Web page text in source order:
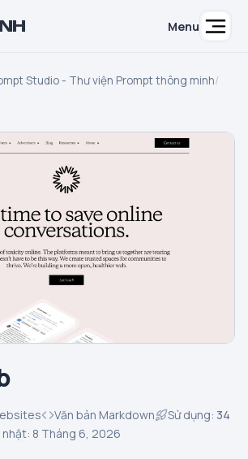
Menu
Studio - Thư viện Prompt thông minh/
Văn bản Markdown Sử dụng: 34
nhật: 8 Tháng 6, 2026